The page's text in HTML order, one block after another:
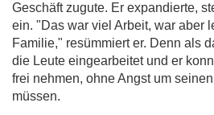
Geschäft zugute. Er expandierte,
ein. "Das war viel Arbeit, war aber
Familie," resümmiert er. Denn als
die Leute eingearbeitet und er
frei nehmen, ohne Angst um
müssen.